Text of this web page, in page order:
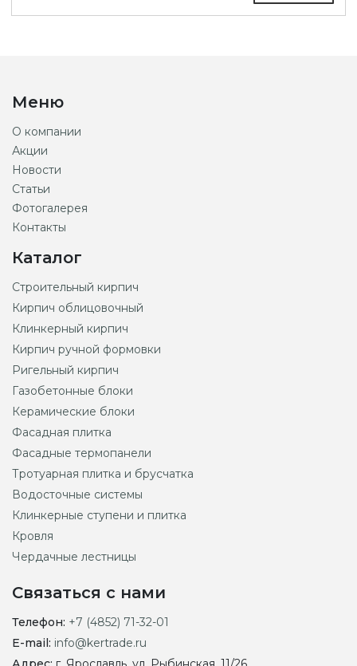
Меню
О компании
Акции
Новости
Статьи
Фотогалерея
Контакты
Каталог
Строительный кирпич
Кирпич облицовочный
Клинкерный кирпич
Кирпич ручной формовки
Ригельный кирпич
Газобетонные блоки
Керамические блоки
Фасадная плитка
Фасадные термопанели
Тротуарная плитка и брусчатка
Водосточные системы
Клинкерные ступени и плитка
Кровля
Чердачные лестницы
Связаться с нами
Телефон: +7 (4852) 71-32-01
E-mail: info@kertrade.ru